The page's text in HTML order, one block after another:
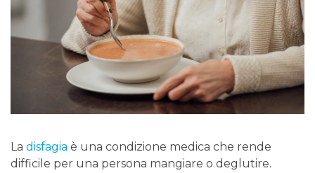
La disfagia è una condizione medica che rende
difficile per una persona mangiare o deglutire.